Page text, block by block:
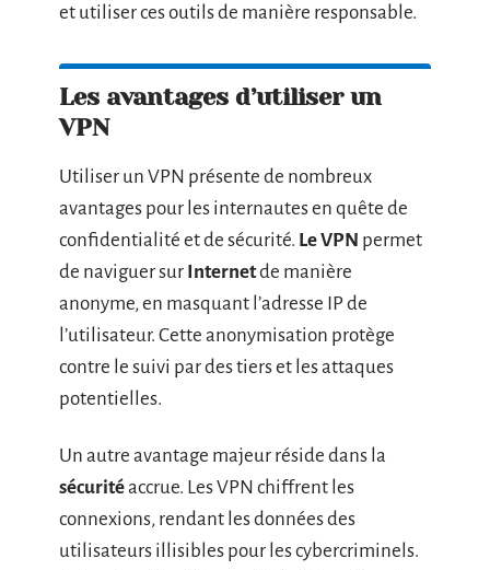
et utiliser ces outils de manière responsable.
Les avantages d’utiliser un
VPN
Utiliser un VPN présente de nombreux
avantages pour les internautes en quête de
confidentialité et de sécurité. Le VPN permet
de naviguer sur Internetde manière
anonyme, en masquant l’adresse IP de
l’utilisateur. Cette anonymisation protège
contre le suivi par des tiers et les attaques
potentielles.
Un autre avantage majeur réside dans la
sécuritéaccrue. Les VPN chiffrent les
connexions, rendant les données des
utilisateurs illisibles pour les cybercriminels.